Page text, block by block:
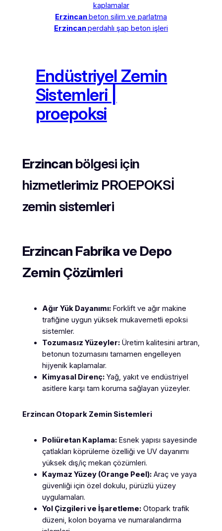
kaplamalar
Erzincanbeton silim ve parlatma
Erzincanperdahlı şap beton işleri
Endüstriyel Zemin
Sistemleri |
proepoksi
Erzincanbölgesi için
hizmetlerimiz PROEPOKSİ
zemin sistemleri
ErzincanFabrika ve Depo
Zemin Çözümleri
Ağır Yük Dayanımı:Forklift ve ağır makine
trafiğine uygun yüksek mukavemetli epoksi
sistemler.
Tozumasız Yüzeyler:Üretim kalitesini artıran,
betonun tozumasını tamamen engelleyen
hijyenik kaplamalar.
Kimyasal Direnç:Yağ, yakıt ve endüstriyel
asitlere karşı tam koruma sağlayan yüzeyler.
Erzincan Otopark Zemin Sistemleri
Poliüretan Kaplama:Esnek yapısı sayesinde
çatlakları köprüleme özelliği ve UV dayanımı
yüksek dış/iç mekan çözümleri.
Kaymaz Yüzey (Orange Peel):Araç ve yaya
güvenliği için özel dokulu, pürüzlü yüzey
uygulamaları.
Yol Çizgileri ve İşaretleme:Otopark trafik
düzeni, kolon boyama ve numaralandırma